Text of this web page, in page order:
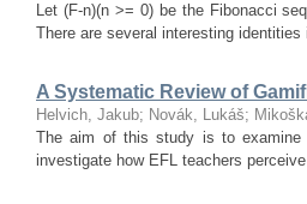
Let (F-n)(n >= 0) be the Fibonacci
There are several interesting
A Systematic Review of
Helvich, Jakub; Novák, Lukáš;
The aim of this study is to
investigate how EFL teachers